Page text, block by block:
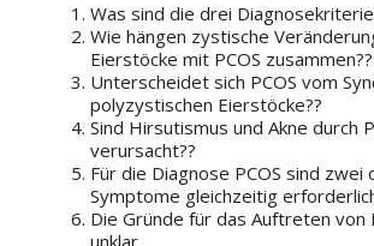
Was sind die drei
Wie hängen zystische
Eierstöcke mit PCOS zusammen??
Unterscheidet sich PCOS vom
polyzystischen Eierstöcke??
Sind Hirsutismus und Akne durch
verursacht??
Für die Diagnose PCOS sind zwei
Symptome gleichzeitig
Die Gründe für das Auftreten von